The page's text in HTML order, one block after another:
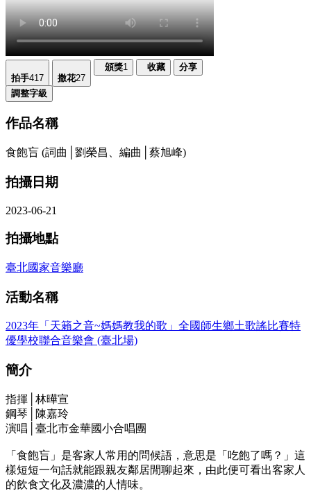
拍手417 撒花27
頒獎1 收藏 分享
調整字級
作品名稱
食飽吂 (詞曲│劉榮昌、編曲│蔡旭峰)
拍攝日期
2023-06-21
拍攝地點
臺北國家音樂廳
活動名稱
2023年「天籟之音~媽媽教我的歌」全國師生鄉土歌謠比賽特
優學校聯合音樂會 (臺北場)
簡介
指揮│林曄宣
鋼琴│陳嘉玲
演唱│臺北市金華國小合唱團
「食飽吂」是客家人常用的問候語，意思是「吃飽了嗎？」這
樣短短一句話就能跟親友鄰居閒聊起來，由此便可看出客家人
的飲食文化及濃濃的人情味。